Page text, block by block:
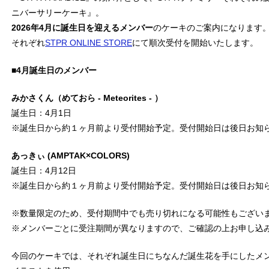
ニバーサリーケーキ』。
2026年4月に誕生日を迎えるメンバーのケーキのご案内になります
それぞれSTPR ONLINE STOREにて順次受付を開始いたします。
■4月誕生日のメンバー
みかさくん（めておら - Meteorites - ）
誕生日：4月1日
※誕生日から約１ヶ月前より受付開始予定。受付開始日は後日お知
あっきぃ (AMPTAK×COLORS)
誕生日：4月12日
※誕生日から約１ヶ月前より受付開始予定。受付開始日は後日お知
※数量限定のため、受付期間中でも売り切れになる可能性もござい
※メンバーごとに受注期間が異なりますので、ご確認の上お申し込
今回のケーキでは、それぞれ誕生日にちなんだ誕生花を手にした